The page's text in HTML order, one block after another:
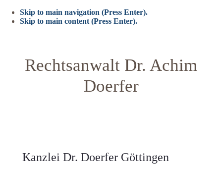
Skip to main navigation (Press Enter).
Skip to main content (Press Enter).
Rechtsanwalt Dr. Achim
Doerfer
Kanzlei Dr. Doerfer Göttingen